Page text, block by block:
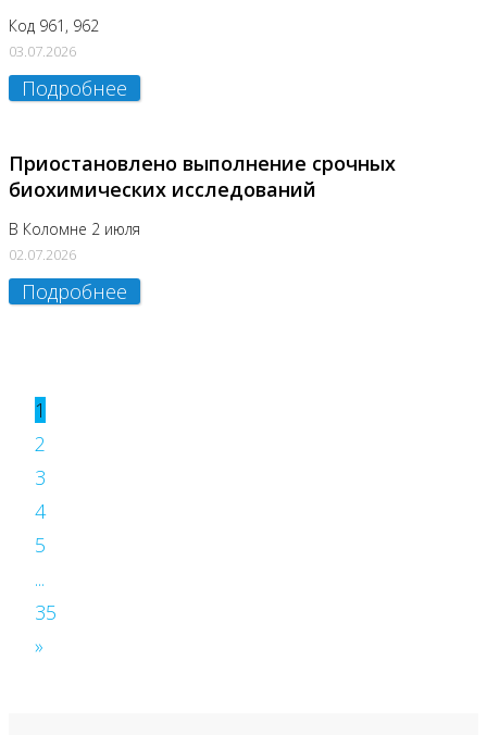
Код 961, 962
03.07.2026
Подробнее
Приостановлено выполнение срочных
биохимических исследований
В Коломне 2 июля
02.07.2026
Подробнее
1
2
3
4
5
...
35
»